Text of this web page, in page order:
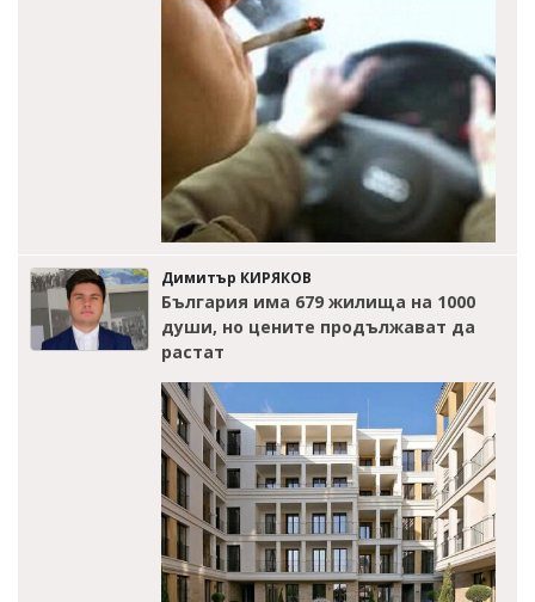
Димитър КИРЯКОВ
България има 679 жилища на 1000
души, но цените продължават да
растат